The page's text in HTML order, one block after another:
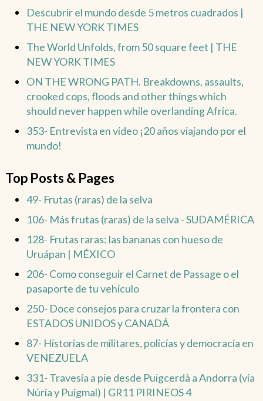
Descubrir el mundo desde 5 metros cuadrados |
THE NEW YORK TIMES
The World Unfolds, from 50 square feet | THE
NEW YORK TIMES
ON THE WRONG PATH. Breakdowns, assaults,
crooked cops, floods and other things which
should never happen while overlanding Africa.
353- Entrevista en video ¡20 años viajando por el
mundo!
Top Posts & Pages
49- Frutas (raras) de la selva
106- Más frutas (raras) de la selva - SUDAMÉRICA
128- Frutas raras: las bananas con hueso de
Uruápan | MÉXICO
206- Como conseguir el Carnet de Passage o el
pasaporte de tu vehículo
250- Doce consejos para cruzar la frontera con
ESTADOS UNIDOS y CANADÁ
87- Historias de militares, policías y democracia en
VENEZUELA
331- Travesía a pie desde Puigcerdà a Andorra (vía
Núria y Puigmal) | GR11 PIRINEOS 4